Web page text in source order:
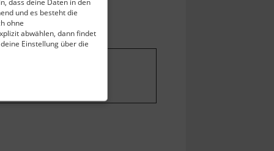
und es besteht die
ohne
abwählen, dann findet
Einstellung über die